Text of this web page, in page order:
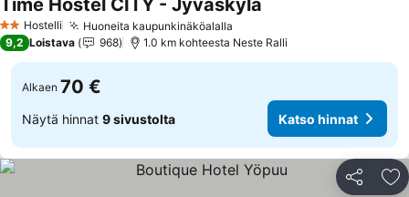
2 Tähtiluokitus
Hostelli Huoneita kaupunkinäköalalla
Time Hostel CITY - Jyväskylä
9,2 Loistava 968 1.0 km kohteesta Neste Ralli
Alkaen 70 €
Näytä hinnat 9 sivustolta Katso hinnat
Jaa